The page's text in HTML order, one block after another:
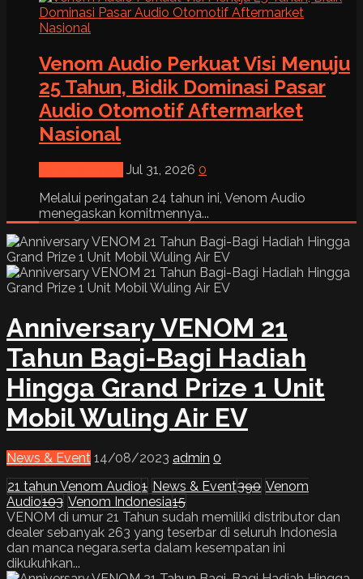
Venom Audio Perkuat Visi Menuju
25 Tahun, Bidik Dominasi Pasar
Audio Otomotif Aftermarket
Nasional
Jul 31, 2026 0
Melalui peringatan 24 tahun ini, Venom Audio
menegaskan komitmennya...
Anniversary VENOM 21
Tahun Bagi-Bagi Hadiah
Hingga Grand Prize 1 Unit
Mobil Wuling Air EV
News & Event 14/08/2023 admin 0
21 tahun Venom Audio1 News & Event390 Venom
Audio103 Venom Indonesia15
VENOM di umur 21 Tahun sudah memiliki distributor dan
dealer sebanyak 263 yang teserbar di seluruh Indonesia
dan manca negara.serta dalam kesempatan ini
dikukuhkan...